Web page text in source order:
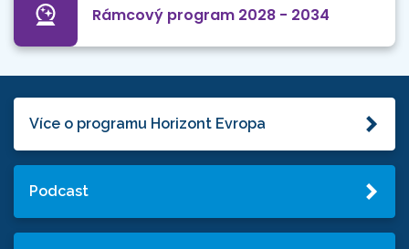
Rámcový program 2028 - 2034
Více o programu Horizont Evropa
Podcast